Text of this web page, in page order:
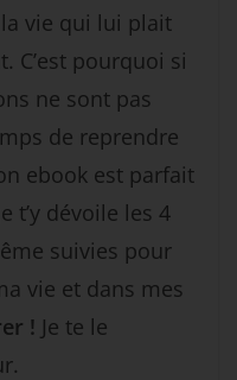
vie qui lui plait
C’est pourquoi si
ne sont pas
de reprendre
ebook est parfait
t’y dévoile les 4
suivies pour
vie et dans mes
! Je te le